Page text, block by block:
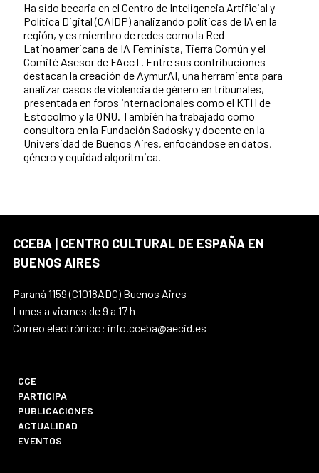
Ha sido becaria en el Centro de Inteligencia Artificial y
Política Digital (CAIDP) analizando políticas de IA en la
región, y es miembro de redes como la Red
Latinoamericana de IA Feminista, Tierra Común y el
Comité Asesor de FAccT. Entre sus contribuciones
destacan la creación de AymurAI, una herramienta para
analizar casos de violencia de género en tribunales,
presentada en foros internacionales como el KTH de
Estocolmo y la ONU. También ha trabajado como
consultora en la Fundación Sadosky y docente en la
Universidad de Buenos Aires, enfocándose en datos,
género y equidad algorítmica.
CCEBA | CENTRO CULTURAL DE ESPAÑA EN
BUENOS AIRES
Paraná 1159 (C1018ADC) Buenos Aires
Lunes a viernes de 9 a 17 h
Correo electrónico: info.cceba@aecid.es
CCE
PARTICIPA
PUBLICACIONES
ACTUALIDAD
EVENTOS